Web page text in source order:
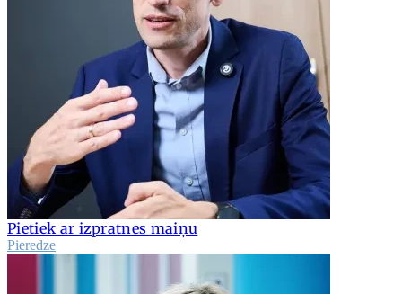
Pietiek ar izpratnes maiņu
Pieredze